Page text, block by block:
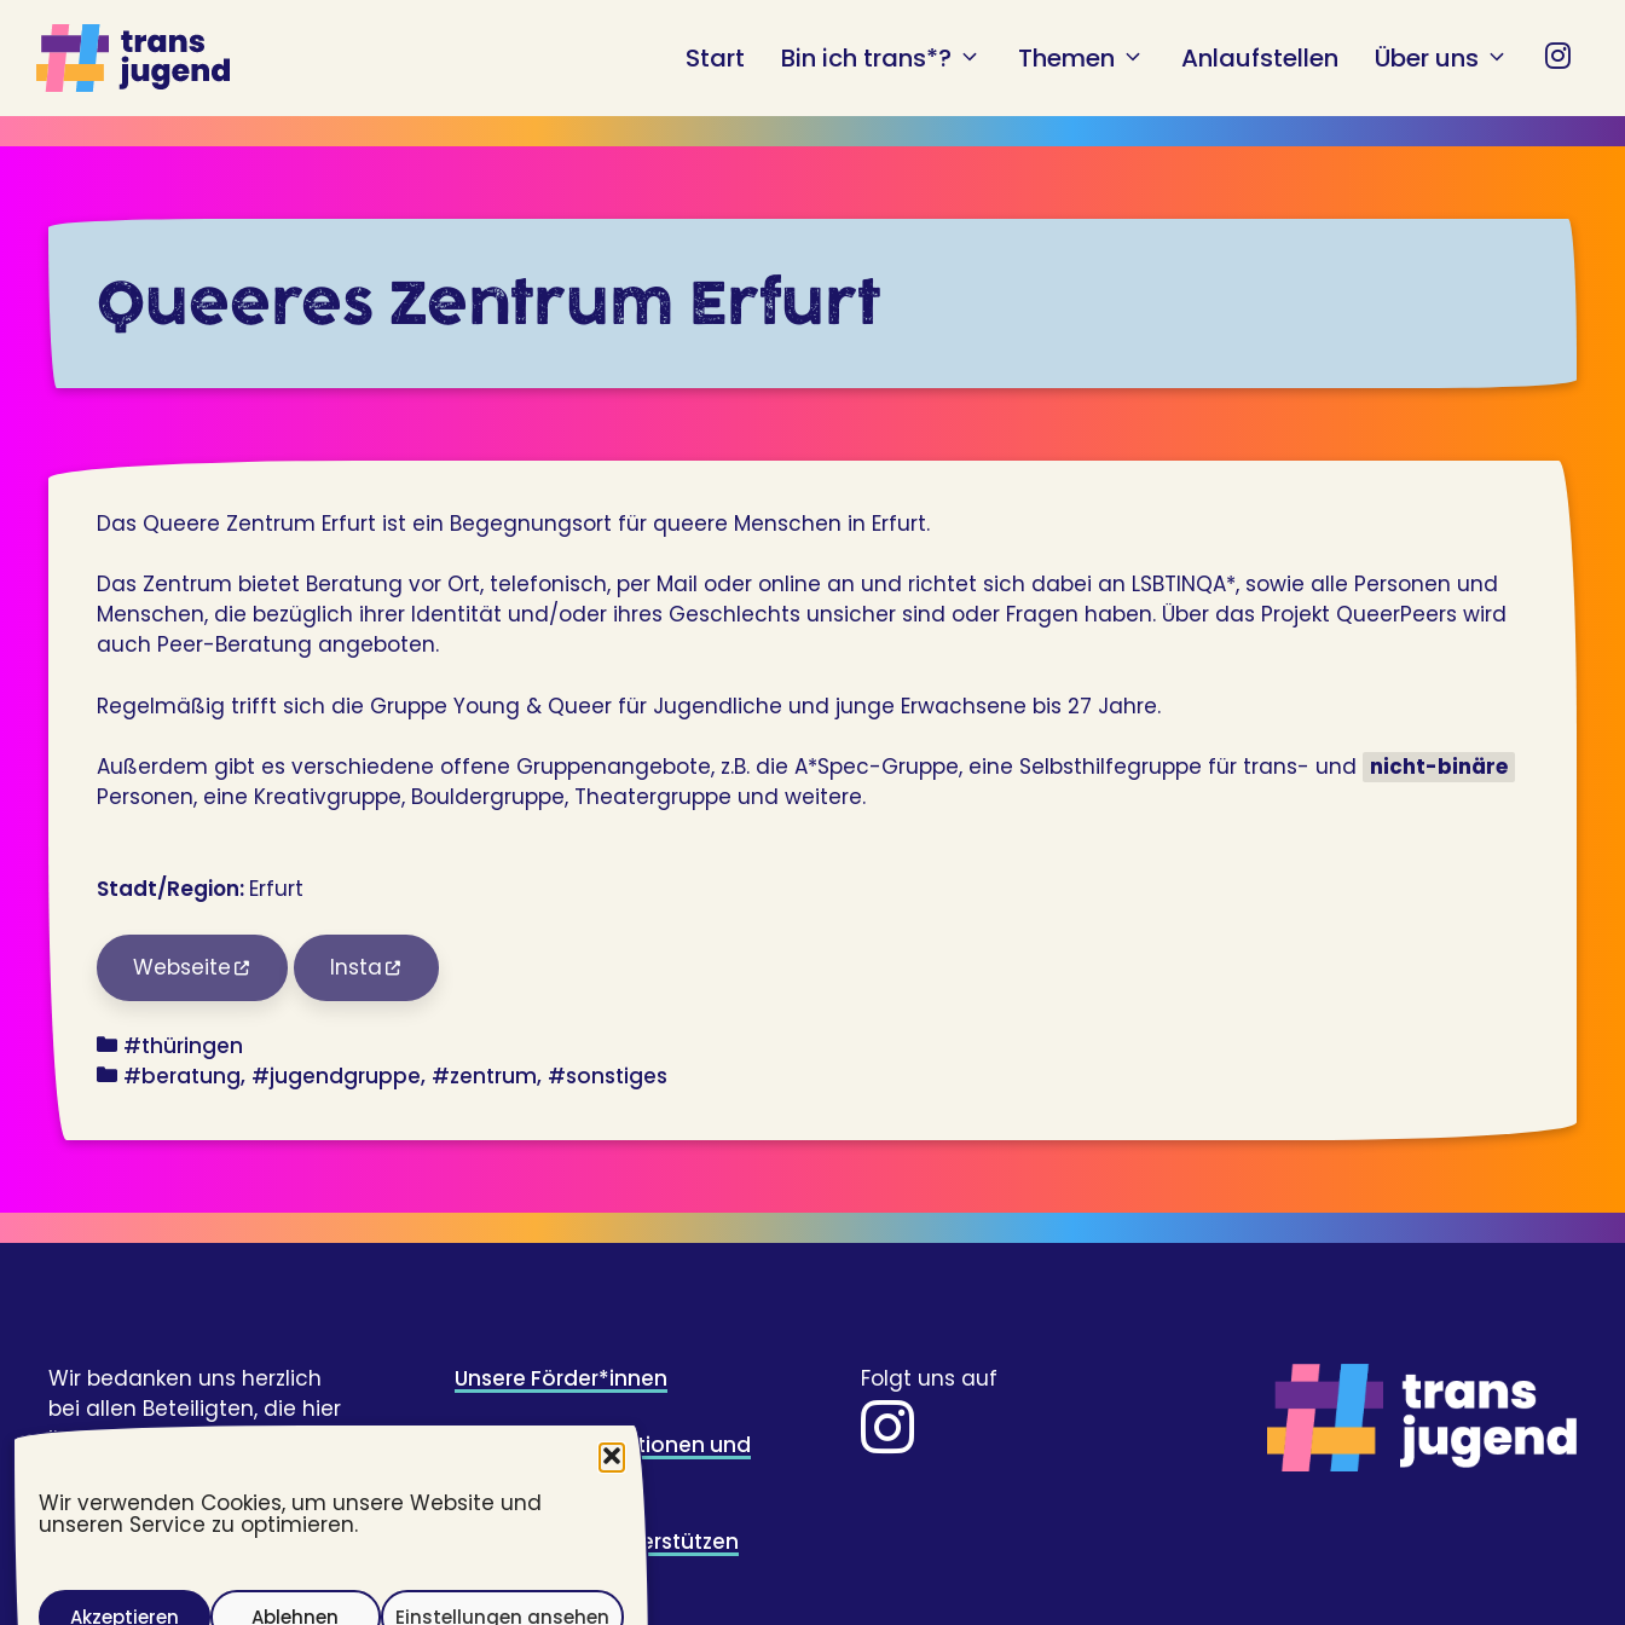
Wir verwenden Cookies, um unsere Website und
unseren Service zu optimieren.
Akzeptieren Ablehnen Einstellungen ansehen
Inhalt
springen
Start Bin ich trans*? Themen Anlaufstellen Über uns
Queeres Zentrum Erfurt
Das Queere Zentrum Erfurt ist ein Begegnungsort für queere Menschen in Erfurt.
Das Zentrum bietet Beratung vor Ort, telefonisch, per Mail oder online an und richtet sich dabei an LSBTINQA*, sowie alle Personen und
Menschen, die bezüglich ihrer Identität und/oder ihres Geschlechts unsicher sind oder Fragen haben. Über das Projekt QueerPeers wird
auch Peer-Beratung angeboten.
Regelmäßig trifft sich die Gruppe Young & Queer für Jugendliche und junge Erwachsene bis 27 Jahre.
Außerdem gibt es verschiedene offene Gruppenangebote, z.B. die A*Spec-Gruppe, eine Selbsthilfegruppe für trans- und nicht-binäre
Personen, eine Kreativgruppe, Bouldergruppe, Theatergruppe und weitere.
Stadt/Region: Erfurt
Webseite Insta
bundesland
#thüringen
angebot
#beratung #jugendgruppe #zentrum #sonstiges
Wir bedanken uns herzlich
bei allen Beteiligten, die hier
ihre Geschichte und Expertise
Unsere Förder*innen
Credits für Illustrationen und
Webentwicklung
#transjugend unterstützen
Folgt uns auf